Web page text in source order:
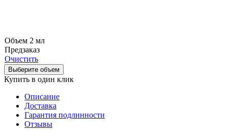
Объем 2 мл
Предзаказ
Очистить
Выберите объем
Купить в один клик
Описание
Доставка
Гарантия подлинности
Отзывы